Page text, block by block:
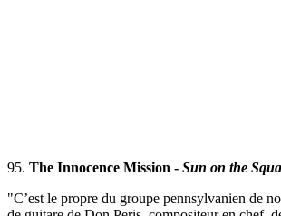
95. The Innocence Mission - Sun on the
"C’est le propre du groupe pennsylvanien de